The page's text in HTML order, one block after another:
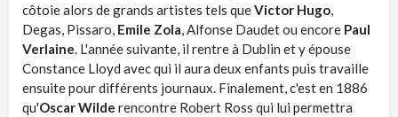
côtoie alors de grands artistes tels queVictor Hugo
Degas, Pissaro, Emile Zola , Alfonse Daudet ou encore Paul
Verlaine . L'année suivante, il rentre à Dublin et y épouse
Constance Lloyd avec qui il aura deux enfants puis travaille
ensuite pour différents journaux. Finalement, c'est en 1886
qu'Oscar Wilde rencontre Robert Ross qui lui permettra